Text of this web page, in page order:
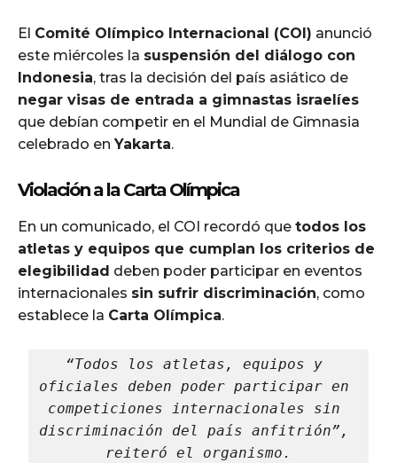
El Comité Olímpico Internacional (COI) anunció
este miércoles la suspensión del diálogo con
Indonesia, tras la decisión del país asiático de
negar visas de entrada a gimnastas israelíes
que debían competir en el Mundial de Gimnasia
celebrado en Yakarta.
Violación a la Carta Olímpica
En un comunicado, el COI recordó que todos los
atletas y equipos que cumplan los criterios de
elegibilidad deben poder participar en eventos
internacionales sin sufrir discriminación, como
establece la Carta Olímpica.
“Todos los atletas, equipos y
oficiales deben poder participar en
competiciones internacionales sin
discriminación del país anfitrión”,
reiteró el organismo.